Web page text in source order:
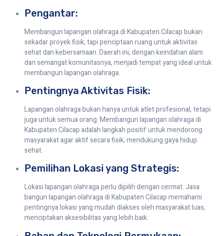
Pengantar:
Membangun lapangan olahraga di Kabupaten Cilacap bukan
sekadar proyek fisik, tapi penciptaan ruang untuk aktivitas
sehat dan kebersamaan. Daerah ini, dengan keindahan alam
dan semangat komunitasnya, menjadi tempat yang ideal untuk
membangun lapangan olahraga.
Pentingnya Aktivitas Fisik:
Lapangan olahraga bukan hanya untuk atlet profesional, tetapi
juga untuk semua orang. Membangun lapangan olahraga di
Kabupaten Cilacap adalah langkah positif untuk mendorong
masyarakat agar aktif secara fisik, mendukung gaya hidup
sehat.
Pemilihan Lokasi yang Strategis:
Lokasi lapangan olahraga perlu dipilih dengan cermat. Jasa
bangun lapangan olahraga di Kabupaten Cilacap memahami
pentingnya lokasi yang mudah diakses oleh masyarakat luas,
menciptakan aksesibilitas yang lebih baik.